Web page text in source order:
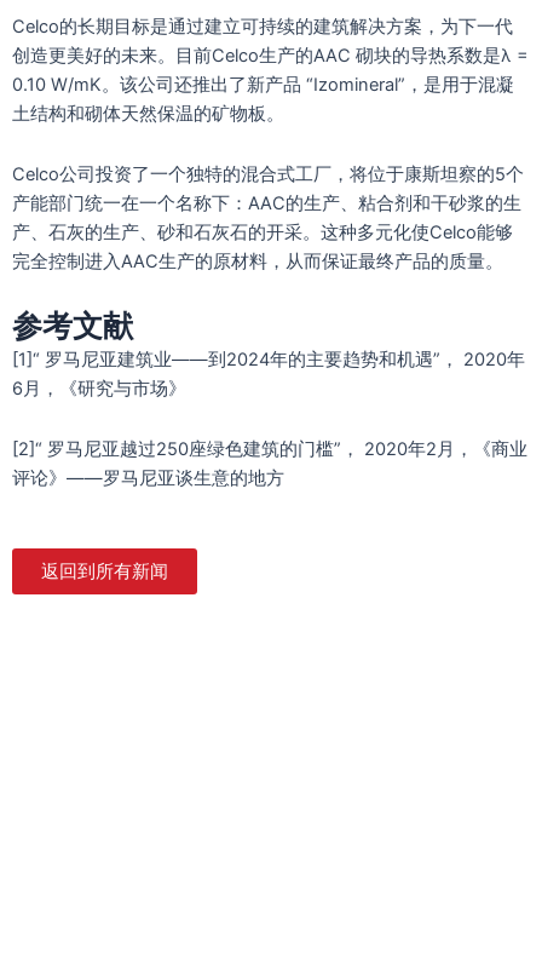
Celco的长期目标是通过建立可持续的建筑解决方案，为下一代
创造更美好的未来。目前Celco生产的AAC 砌块的导热系数是λ =
0.10 W/mK。该公司还推出了新产品 “Izomineral”，是用于混凝
土结构和砌体天然保温的矿物板。
Celco公司投资了一个独特的混合式工厂，将位于康斯坦察的5个
产能部门统一在一个名称下：AAC的生产、粘合剂和干砂浆的生
产、石灰的生产、砂和石灰石的开采。这种多元化使Celco能够
完全控制进入AAC生产的原材料，从而保证最终产品的质量。
参考文献
[1]“ 罗马尼亚建筑业——到2024年的主要趋势和机遇”， 2020年
6月，《研究与市场》
[2]“ 罗马尼亚越过250座绿色建筑的门槛”， 2020年2月，《商业
评论》——罗马尼亚谈生意的地方
返回到所有新闻